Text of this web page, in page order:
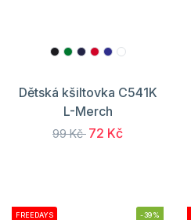
Dětská kšiltovka C541K
L-Merch
99 Kč 72 Kč
FREEDAYS -39%